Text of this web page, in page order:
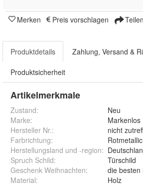
Merken Preis vorschlagen Teilen
Produktdetails Zahlung, Versand &
Produktsicherheit
Artikelmerkmale
Zustand:
Neu
Marke:
Markenlos
Hersteller Nr.:
nicht
Farbrichtung:
Rotmetallic
Herstellungsland und -region:
Spruch Schild:
Türschild
Geschenk Weihnachten:
die besten
Material: Holz